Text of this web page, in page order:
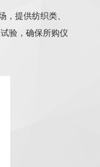
提供纺织类、
验，确保所购仪